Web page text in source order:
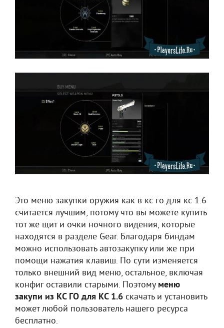
Это меню закупки оружия как в кс го для кс 1.6
считается лучшим, потому что вы можете купить
тот же щит и очки ночного видения, которые
находятся в разделе Gear. Благодаря биндам
можно использовать автозакупку или же при
помощи нажатия клавиш. По сути изменяется
только внешний вид меню, остальное, включая
конфиг оставили старыми. Поэтому меню
закупи из КС ГО для КС 1.6 скачать и установить
может любой пользователь нашего ресурса
бесплатно.